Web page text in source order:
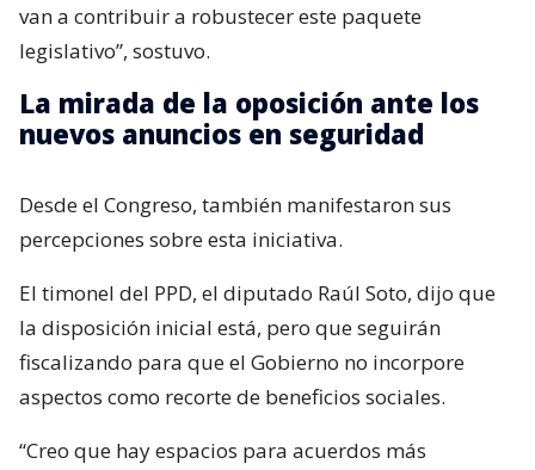
van a contribuir a robustecer este paquete
legislativo”, sostuvo.
La mirada de la oposición ante los
nuevos anuncios en seguridad
Desde el Congreso, también manifestaron sus
percepciones sobre esta iniciativa.
El timonel del PPD, el diputado Raúl Soto, dijo que
la disposición inicial está, pero que seguirán
fiscalizando para que el Gobierno no incorpore
aspectos como recorte de beneficios sociales.
“Creo que hay espacios para acuerdos más